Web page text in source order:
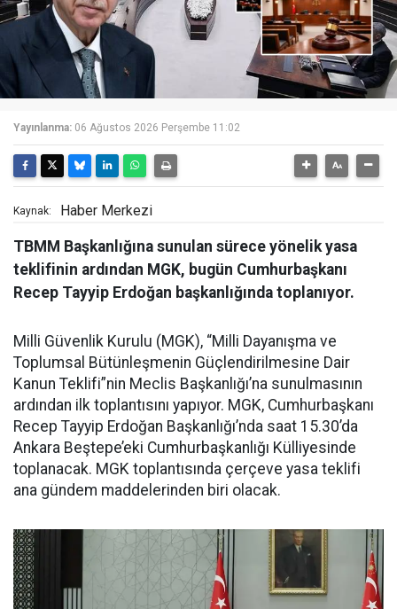
Yayınlanma: 06 Ağustos 2026 Perşembe 11:02
Kaynak: Haber Merkezi
TBMM Başkanlığına sunulan sürece yönelik yasa
teklifinin ardından MGK, bugün Cumhurbaşkanı
Recep Tayyip Erdoğan başkanlığında toplanıyor.
Milli Güvenlik Kurulu (MGK), “Milli Dayanışma ve
Toplumsal Bütünleşmenin Güçlendirilmesine Dair
Kanun Teklifi”nin Meclis Başkanlığı’na sunulmasının
ardından ilk toplantısını yapıyor. MGK, Cumhurbaşkanı
Recep Tayyip Erdoğan Başkanlığı’nda saat 15.30’da
Ankara Beştepe’eki Cumhurbaşkanlığı Külliyesinde
toplanacak. MGK toplantısında çerçeve yasa teklifi
ana gündem maddelerinden biri olacak.